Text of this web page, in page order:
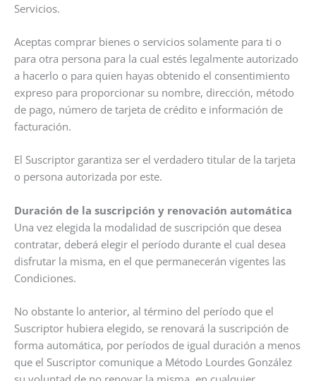
Servicios.
Aceptas comprar bienes o servicios solamente para ti o
para otra persona para la cual estés legalmente autorizado
a hacerlo o para quien hayas obtenido el consentimiento
expreso para proporcionar su nombre, dirección, método
de pago, número de tarjeta de crédito e información de
facturación.
El Suscriptor garantiza ser el verdadero titular de la tarjeta
o persona autorizada por este.
Duración de la suscripción y renovación automática
Una vez elegida la modalidad de suscripción que desea
contratar, deberá elegir el período durante el cual desea
disfrutar la misma, en el que permanecerán vigentes las
Condiciones.
No obstante lo anterior, al término del período que el
Suscriptor hubiera elegido, se renovará la suscripción de
forma automática, por períodos de igual duración a menos
que el Suscriptor comunique a Método Lourdes González